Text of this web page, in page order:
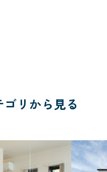
リから見る
ブランド
価格帯